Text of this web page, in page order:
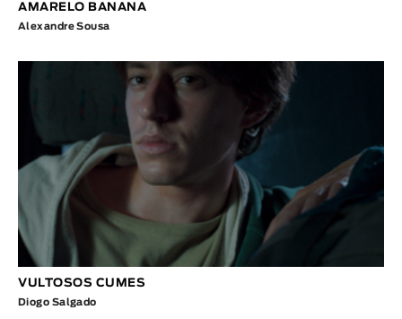
AMARELO BANANA
Alexandre Sousa
VULTOSOS CUMES
Diogo Salgado